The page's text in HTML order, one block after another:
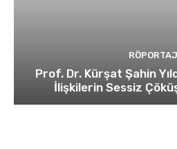
RÖPORTAJ
Prof. Dr. Kürşat Şahin
İlişkilerin Sessiz